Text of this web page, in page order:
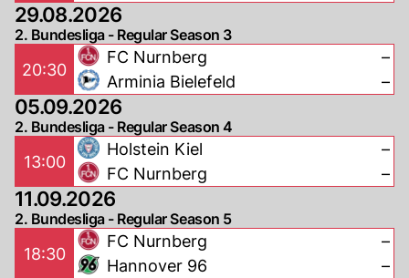
29.08.2026
2. Bundesliga - Regular Season 3
20:30
FC Nurnberg
Arminia Bielefeld
–
–
05.09.2026
2. Bundesliga - Regular Season 4
13:00
Holstein Kiel
FC Nurnberg
–
–
11.09.2026
2. Bundesliga - Regular Season 5
18:30
FC Nurnberg
Hannover 96
–
–